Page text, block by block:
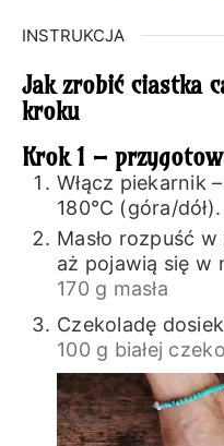
INSTRUKCJA
Jak zrobić ciastka
kroku
Krok 1 –
Włącz piekarnik
180℃ (góra/dół).
Masło rozpuść
aż pojawią się w
170 g masła
Czekoladę
100 g białej